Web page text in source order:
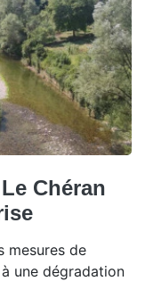
Chéran
mesures de
une dégradation